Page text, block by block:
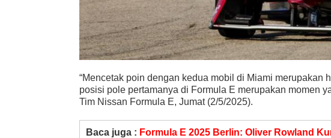
“Mencetak poin dengan kedua mobil di Miami merupakan
posisi pole pertamanya di Formula E merupakan momen
Tim Nissan Formula E, Jumat (2/5/2025).
Baca juga : Formula E 2025 Berlin: Oliver Rowland